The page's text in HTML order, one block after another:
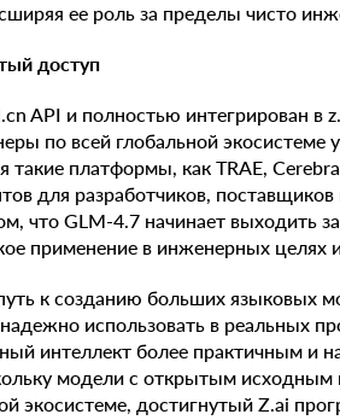
ее роль за пределы чисто
доступ
API и полностью интегрирован в
по всей глобальной
платформы, как TRAE,
для разработчиков,
что GLM-4.7 начинает выходить
применение в инженерных целях
к созданию больших языковых
использовать в реальных
интеллект более практичным и
модели с открытым исходным
экосистеме, достигнутый Z.ai